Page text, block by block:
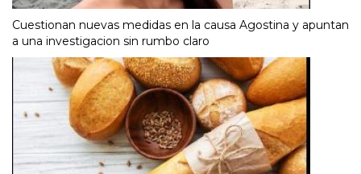
Cuestionan nuevas medidas en la causa Agostina y apuntan
a una investigacion sin rumbo claro